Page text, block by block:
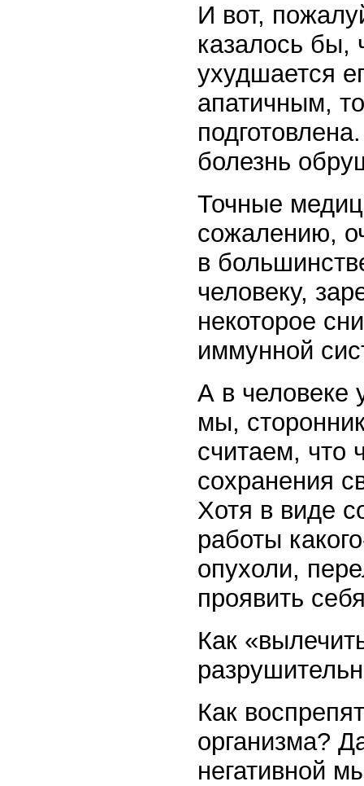
И вот,
казалось бы,
ухудшается
апатичным,
болезнь
Точные
сожалению,
в
человеку,
некоторое
иммунной
А в человеке
мы,
считаем, что
сохранения
Хотя в виде
работы
опухоли,
проявить
Как
Как
организма?
негативной